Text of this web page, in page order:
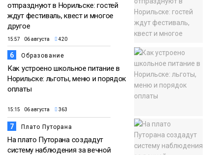
отпразднуют в Норильске: гостей
ждут фестиваль, квест и многое
другое
15:57 06 августа 420
6 Образование
Как устроено школьное питание в
Норильске: льготы, меню и порядок
оплаты
15:15 06 августа 363
7 Плато Путорана
На плато Путорана создадут
систему наблюдения за вечной